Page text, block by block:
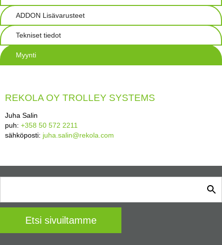
ADDON Lisävarusteet
Tekniset tiedot
Myynti
REKOLA OY TROLLEY SYSTEMS
Juha Salin
puh: +358 50 572 2211
sähköposti: juha.salin@rekola.com